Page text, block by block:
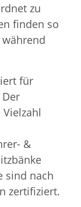
zu
finden so
für
&
sind nach
zertifiziert.